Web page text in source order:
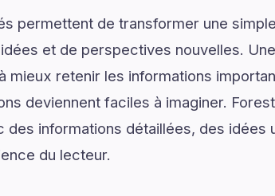
permettent de transformer une
et de perspectives nouvelles.
mieux retenir les informations
deviennent faciles à imaginer.
des informations détaillées, des idées
du lecteur.